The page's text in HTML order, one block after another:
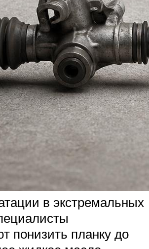
в экстремальных
понизить планку до